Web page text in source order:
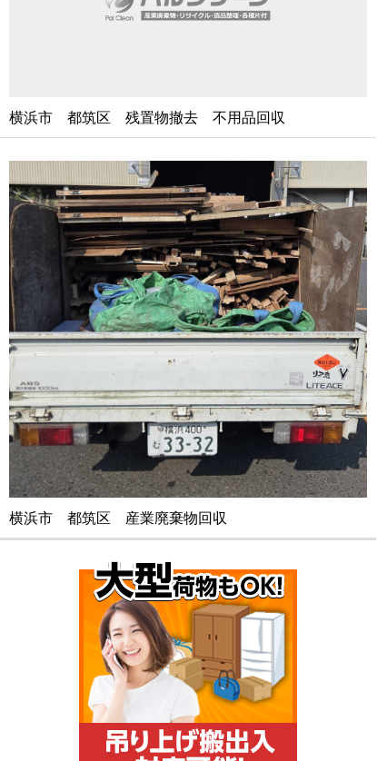
横浜市 都筑区 残置物撤去 不用品回収
横浜市 都筑区 産業廃棄物回収